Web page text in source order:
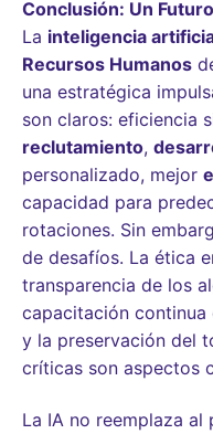
Conclusión: Un
La inteligencia
Recursos Humanos
una estratégica
son claros: eficiencia
reclutamiento,
personalizado, mejor
capacidad para
rotaciones. Sin
de desafíos. La ética
transparencia de los
capacitación
y la preservación del
críticas son aspectos
La IA no reemplaza al